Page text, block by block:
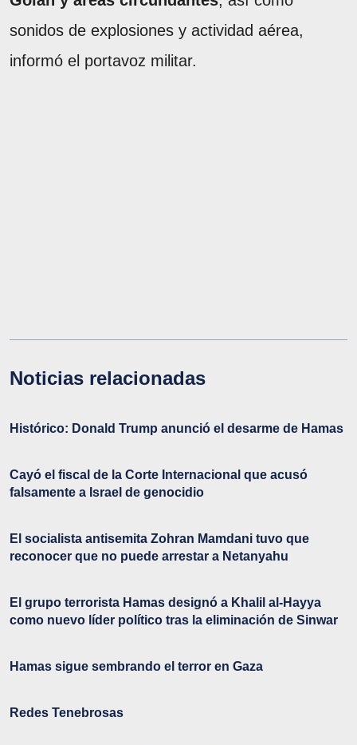
sonidos de explosiones y actividad aérea,
informó el portavoz militar.
Noticias relacionadas
Histórico: Donald Trump anunció el desarme de Hamas
Cayó el fiscal de la Corte Internacional que acusó
falsamente a Israel de genocidio
El socialista antisemita Zohran Mamdani tuvo que
reconocer que no puede arrestar a Netanyahu
El grupo terrorista Hamas designó a Khalil al-Hayya
como nuevo líder político tras la eliminación de Sinwar
Hamas sigue sembrando el terror en Gaza
Redes Tenebrosas